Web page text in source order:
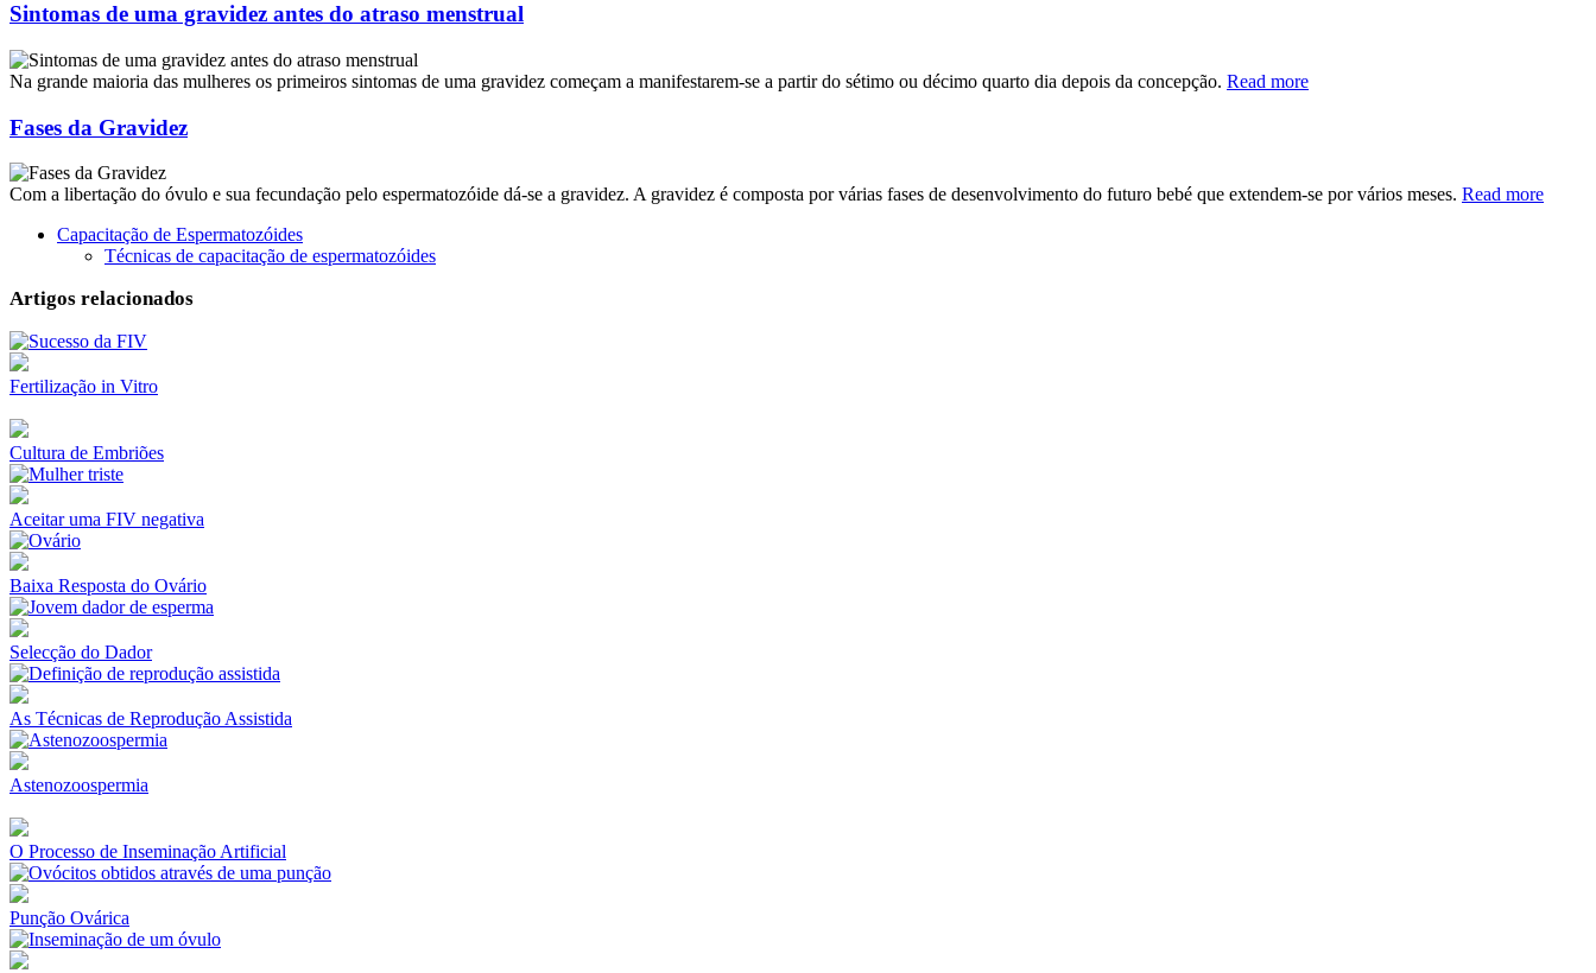
Sintomas de uma gravidez antes do atraso menstrual
Na grande maioria das mulheres os primeiros sintomas de uma gravidez começam a manifestarem-se a partir do sétimo ou décimo quarto dia depois da concepção. Read more
Fases da Gravidez
Com a libertação do óvulo e sua fecundação pelo espermatozóide dá-se a gravidez. A gravidez é composta por várias fases de desenvolvimento do futuro bebé que extendem-se por vários meses. Read more
Capacitação de Espermatozóides
Técnicas de capacitação de espermatozóides
Artigos relacionados
Fertilização in Vitro
Cultura de Embriões
Aceitar uma FIV negativa
Baixa Resposta do Ovário
Selecção do Dador
As Técnicas de Reprodução Assistida
Astenozoospermia
O Processo de Inseminação Artificial
Punção Ovárica